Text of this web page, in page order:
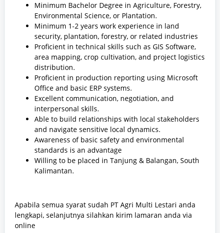
Minimum Bachelor Degree in Agriculture, Forestry,
Environmental Science, or Plantation.
Minimum 1-2 years work experience in land
security, plantation, forestry, or related industries
Proficient in technical skills such as GIS Software,
area mapping, crop cultivation, and project logistics
distribution.
Proficient in production reporting using Microsoft
Office and basic ERP systems.
Excellent communication, negotiation, and
interpersonal skills.
Able to build relationships with local stakeholders
and navigate sensitive local dynamics.
Awareness of basic safety and environmental
standards is an advantage
Willing to be placed in Tanjung & Balangan, South
Kalimantan.
Apabila semua syarat sudah PT Agri Multi Lestari anda
lengkapi, selanjutnya silahkan kirim lamaran anda via
online